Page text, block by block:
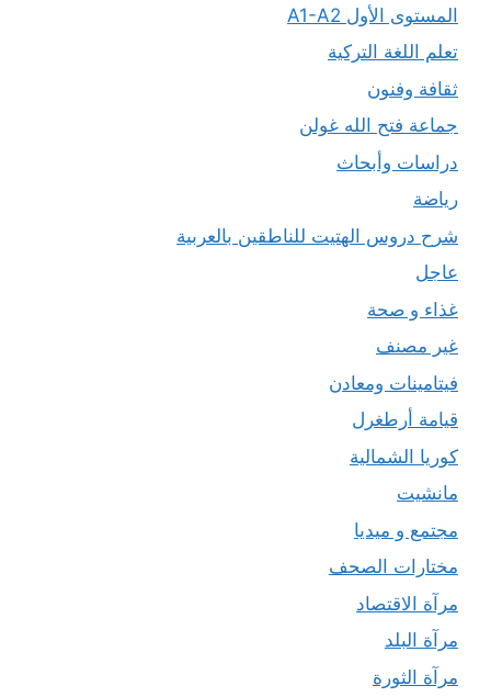
المستوى الأول A1-A2
تعلم اللغة التركية
ثقافة وفنون
جماعة فتح الله غولن
دراسات وأبحاث
رياضة
شرح دروس الهتيت للناطقين بالعربية
عاجل
غذاء و صحة
غير مصنف
فيتامينات ومعادن
قيامة أرطغرل
كوريا الشمالية
مانشيت
مجتمع و ميديا
مختارات الصحف
مرآة الاقتصاد
مرآة البلد
مرآة الثورة